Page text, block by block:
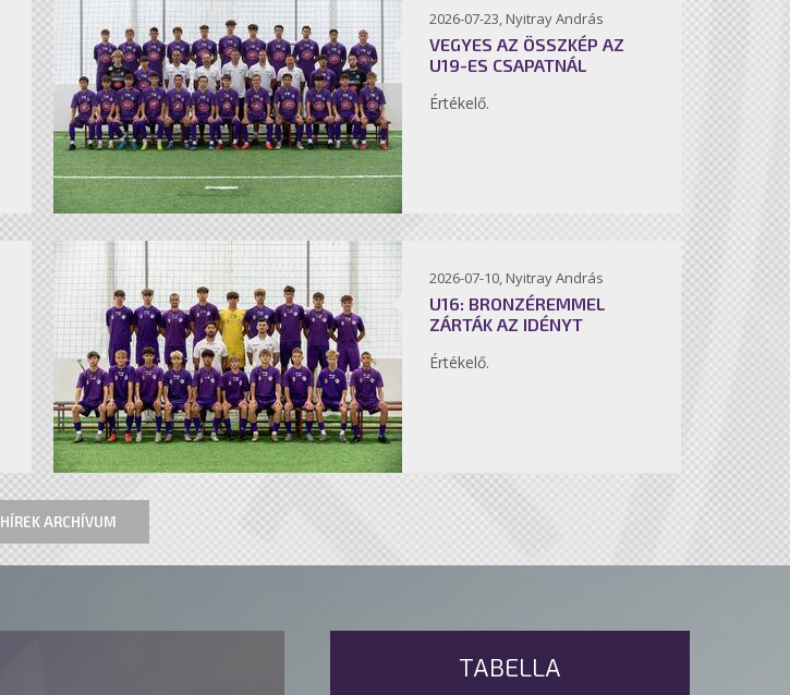
2026-07-23, Nyitray András
VEGYES AZ ÖSSZKÉP AZ
U19-ES CSAPATNÁL
Értékelő.
2026-07-10, Nyitray András
U16: BRONZÉREMMEL
ZÁRTÁK AZ IDÉNYT
Értékelő.
HÍREK ARCHÍVUM
TABELLA